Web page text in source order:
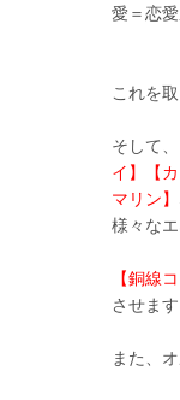
愛＝恋
これを
そして
イ】【
マリン】
様々な
【銅線
させま
また、